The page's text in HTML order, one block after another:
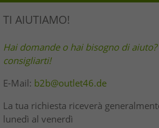
TI AIUTIAMO!
Hai domande o hai bisogno di
consigliarti!
E-Mail: b2b@outlet46.de
La tua richiesta riceverà
lunedì al venerdì